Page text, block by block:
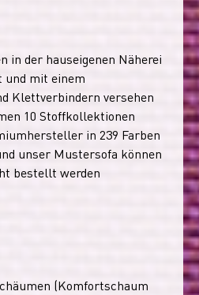
in der hauseigenen Näherei
und mit einem
Klettverbindern versehen
10 Stoffkollektionen
in 239 Farben
unser Mustersofa können
bestellt werden
(Komfortschaum